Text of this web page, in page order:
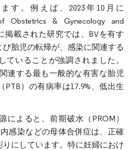
す。例えば、2023年10月に
Obstetrics & Gynecology and
掲載された研究では、BVを有す
胎児の転帰が、感染に関連する
ていることが強調されました。
連する最も一般的な有害な胎児
）の有病率は17.9%、低出生
によると、前期破水（PROM）
内感染などの母体合併症は、正確
にしています。特に妊婦におけ